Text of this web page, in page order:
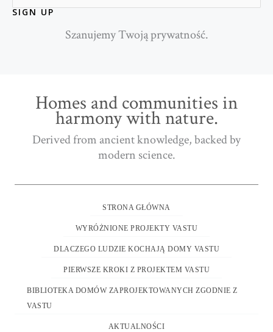
SIGN UP
Szanujemy Twoją prywatność.
Homes and communities in
harmony with nature.
Derived from ancient knowledge, backed by
modern science.
STRONA GŁÓWNA
WYRÓŻNIONE PROJEKTY VASTU
DLACZEGO LUDZIE KOCHAJĄ DOMY VASTU
PIERWSZE KROKI Z PROJEKTEM VASTU
BIBLIOTEKA DOMÓW ZAPROJEKTOWANYCH ZGODNIE Z
VASTU
AKTUALNOŚCI